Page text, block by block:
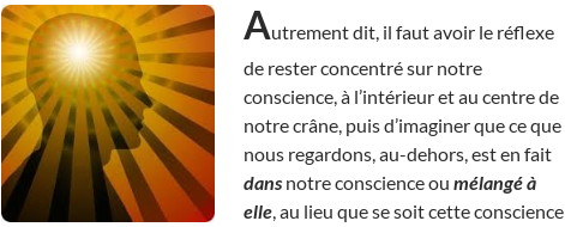
Autrement dit, il faut avoir le réflexe
de rester concentré sur notre
conscience, à l’intérieur et au centre de
notre crâne, puis d’imaginer que ce que
nous regardons, au-dehors, est en fait
dans notre conscience ou mélangé à
elle, au lieu que se soit cette conscience